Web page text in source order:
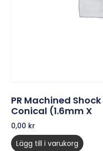
PR Machined
Conical (1.6mm X
0,00 kr
Lägg till i varukorg